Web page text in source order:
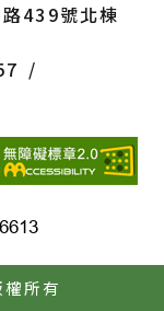
439號北棟
/
所有